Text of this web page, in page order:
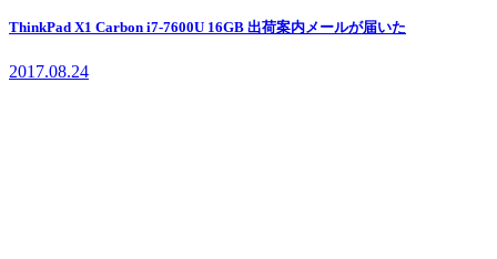
ThinkPad X1 Carbon i7-7600U 16GB 出荷案内メールが届いた
2017.08.24